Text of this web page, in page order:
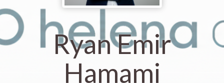
Ryan Emir
Hamami